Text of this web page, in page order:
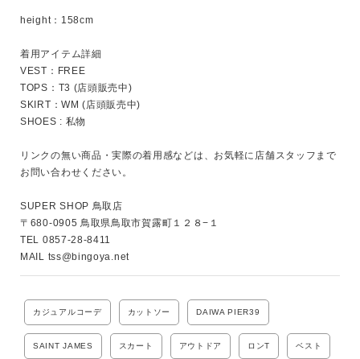
サイズ
ブランド
height：158cm
着用アイテム詳細
VEST：FREE
TOPS：T3 (店頭販売中)
SKIRT：WM (店頭販売中)
SHOES : 私物
リンクの無い商品・実際の着用感などは、お気軽に店舗スタッフまで
お問い合わせください。
SUPER SHOP 鳥取店
〒680-0905 鳥取県鳥取市賀露町１２８−１
TEL 0857-28-8411
MAIL tss@bingoya.net
カジュアルコーデ カットソー DAIWA PIER39
SAINT JAMES スカート アウトドア ロンT ベスト